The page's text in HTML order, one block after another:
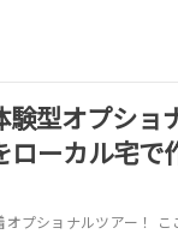
験型オプショ
ローカル宅で
オプショナルツアー！ こ